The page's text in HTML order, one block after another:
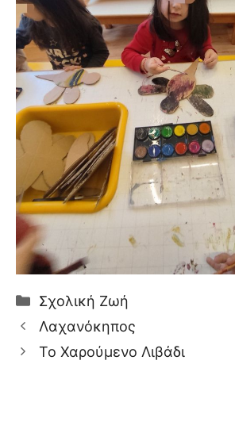
Κατηγορίες
Σχολική Ζωή
Λαχανόκηπος
Το Χαρούμενο Λιβάδι